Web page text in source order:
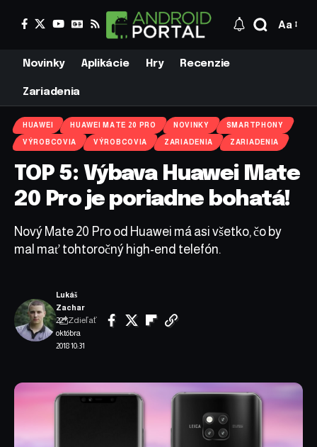
Aa
Novinky Aplikácie Hry Recenzie
Zariadenia
HUAWEI HUAWEI MATE 20 PRO NOVINKY SMARTPHONY
VÝROBCOVIA VÝROBCOVIA ZARIADENIA ZARIADENIA
TOP 5: Výbava Huawei Mate
20 Pro je poriadne bohatá!
Nový Mate 20 Pro od Huawei má asi všetko, čo by
mal mať tohtoročný high-end telefón.
22.
októbra
2018 10:31
Lukáš
Zachar
Zdieľať